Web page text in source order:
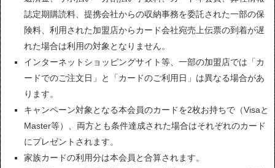
誌定期購読料、提携会社からの収納事務を委託された一部の保
険料、利用された加盟店からカード会社宛売上伝票の到着が遅
れた場合は利用の対象となりません。
インターネットショッピングサイト等、一部の加盟店では「カ
ードでのご注文日」と「カードのご利用日」は異なる場合があ
ります。
キャンペーン対象となる本会員のカードを2枚お持ちで（Visaと
Master等）、両方とも条件達成された場合はそれぞれのカード
にプレゼントされます。
家族カードの利用分は本会員と合算されます。